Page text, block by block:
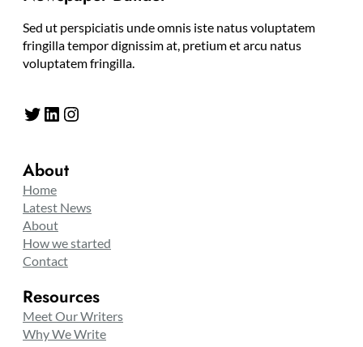
Sed ut perspiciatis unde omnis iste natus voluptatem
fringilla tempor dignissim at, pretium et arcu natus
voluptatem fringilla.
Twitter LinkedIn Instagram
About
Home
Latest News
About
How we started
Contact
Resources
Meet Our Writers
Why We Write